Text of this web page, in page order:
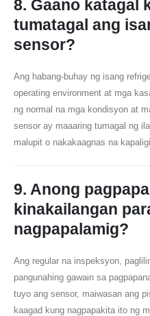
8. Gaano katagal
tumatagal ang
sensor?
Ang habang-buhay ng isang
operating environment at mga
ng normal na mga kondisyon at
sensor ay maaaring tumagal ng
malupit o nakakaagnas na
9. Anong
kinakailangan
nagpapalamig?
Ang regular na inspeksyon,
pangunahing gawain sa
tuyo ang sensor, maiwasan ang
kaagad kung nagpapakita ito ng
Makipag -ugnay sa amin
Address : No.299 Jinsuo Road,
Tel:0086-371-67169097
Whatsapp: +8618595618735
WeChat: 18569903598